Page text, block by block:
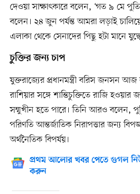
দেওয়া সাক্ষাৎকারে বলেন, ‘গত ৯ মে
বলেন। ২৪ জুন পর্যন্ত আমরা লড়াই
এলাকা থেকে সেনাদের পিছু হটা মানে
চুক্তির জন্য চাপ
যুক্তরাজ্যের প্রধানমন্ত্রী বরিস জনসন
রাশিয়ার সঙ্গে শান্তিচুক্তিতে রাজি
সম্মুখীন হতে পারে। তিনি আরও বলেন,
পরিণতি আন্তর্জাতিক নিরাপত্তার জন্য
অর্থনৈতিক বিপর্যয়।
প্রথম আলোর খবর পেতে গুগল
করুন